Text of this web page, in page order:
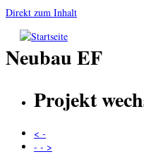
Direkt zum Inhalt
Neubau EF
Projekt
< -
- - >